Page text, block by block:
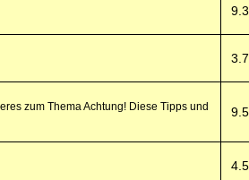
zum Thema Achtung! Diese Tipps und